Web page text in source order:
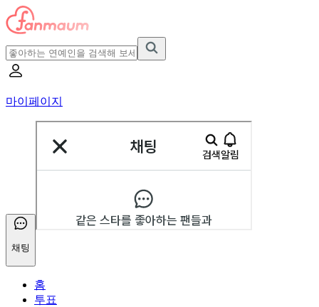
마이페이지
채팅
홈
투표